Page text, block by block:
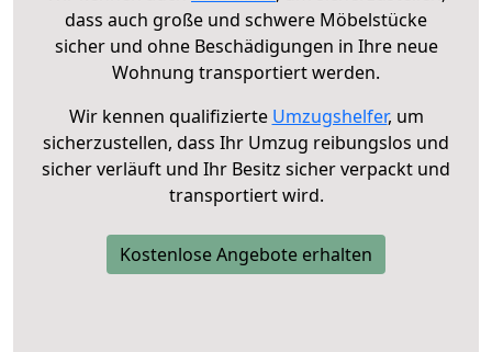
dass auch große und schwere Möbelstücke
sicher und ohne Beschädigungen in Ihre neue
Wohnung transportiert werden.
Wir kennen qualifizierte Umzugshelfer, um
sicherzustellen, dass Ihr Umzug reibungslos und
sicher verläuft und Ihr Besitz sicher verpackt und
transportiert wird.
Kostenlose Angebote erhalten